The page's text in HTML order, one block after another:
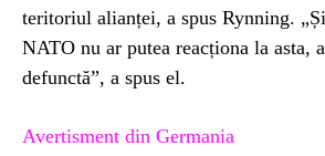
teritoriul alianței, a spus Rynning.
NATO nu ar putea reacționa la asta,
defunctă”, a spus el.
Avertisment din Germania